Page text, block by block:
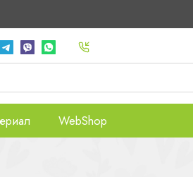
WebShop